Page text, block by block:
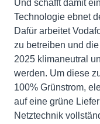
Und schafft damit
Technologie ebnet
Dafür arbeitet
zu betreiben und
2025 klimaneutral
werden. Um diese
100% Grünstrom,
auf eine grüne
Netztechnik